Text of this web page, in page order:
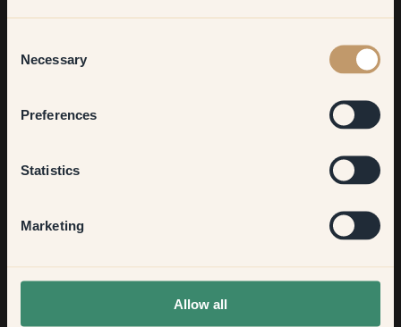
Selection
Necessary
Preferences
Statistics
Marketing
Allow all
Qu'est-ce que tu aimes le plus chez toi ?
None of the above